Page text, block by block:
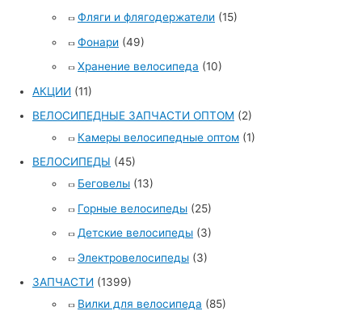
Фляги и флягодержатели (15)
Фонари (49)
Хранение велосипеда (10)
АКЦИИ (11)
ВЕЛОСИПЕДНЫЕ ЗАПЧАСТИ ОПТОМ (2)
Камеры велосипедные оптом (1)
ВЕЛОСИПЕДЫ (45)
Беговелы (13)
Горные велосипеды (25)
Детские велосипеды (3)
Электровелосипеды (3)
ЗАПЧАСТИ (1399)
Вилки для велосипеда (85)